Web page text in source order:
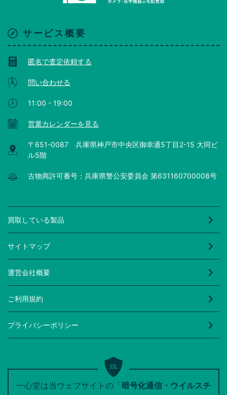
サービス概要
匿名で査定依頼する
問い合わせる
11:00 - 19:00
営業カレンダーを見る
〒651-0087 兵庫県神戸市中央区御幸通5丁目2-15 大同ビ
ル5階
古物商許可番号：兵庫県警公安委員会 第631160700008号
買取している製品
サイトマップ
運営会社概要
ご利用規約
プライバシーポリシー
一心堂は当ウェブサイトの「暗号化通信・ウイルスチ